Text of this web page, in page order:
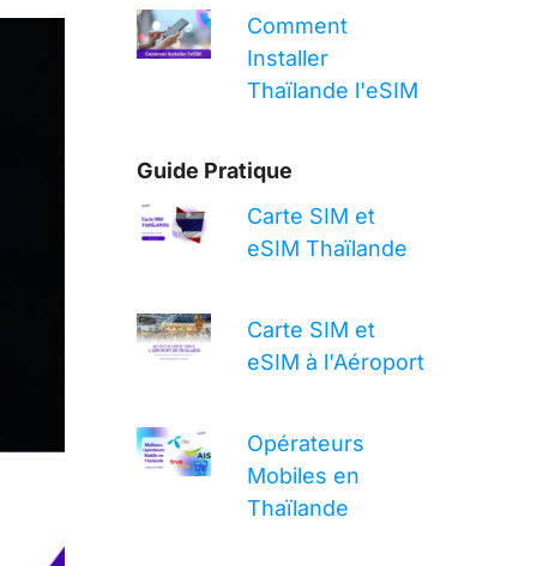
Comment
Installer
Thaïlande l'eSIM
Guide Pratique
Carte SIM et
eSIM Thaïlande
Carte SIM et
eSIM à l'Aéroport
Opérateurs
Mobiles en
Thaïlande